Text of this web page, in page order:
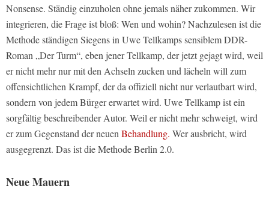
Nonsense. Ständig einzuholen ohne jemals näher zukommen. Wir
integrieren, die Frage ist bloß: Wen und wohin? Nachzulesen ist die
Methode ständigen Siegens in Uwe Tellkamps sensiblem DDR-
Roman „Der Turm“, eben jener Tellkamp, der jetzt gejagt wird, weil
er nicht mehr nur mit den Achseln zucken und lächeln will zum
offensichtlichen Krampf, der da offiziell nicht nur verlautbart wird,
sondern von jedem Bürger erwartet wird. Uwe Tellkamp ist ein
sorgfältig beschreibender Autor. Weil er nicht mehr schweigt, wird
er zum Gegenstand der neuen Behandlung. Wer ausbricht, wird
ausgegrenzt. Das ist die Methode Berlin 2.0.
Neue Mauern